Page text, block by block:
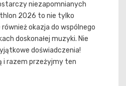
niezapomnianych
2026 to nie tylko
okazja do wspólnego
doskonałej muzyki. Nie
doświadczenia!
i razem przeżyjmy ten